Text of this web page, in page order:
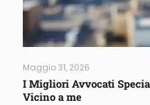
Maggio 31, 2026
I Migliori Avvocati
Vicino a me